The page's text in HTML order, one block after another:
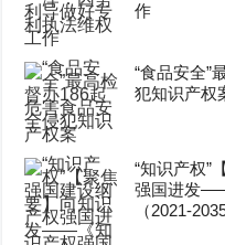
作
“食品安全”
犯知识产权
“知识产权”
强国进发
（2021-